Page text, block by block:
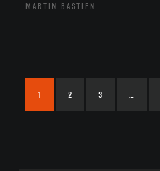
MARTIN BASTIEN
1 2 3